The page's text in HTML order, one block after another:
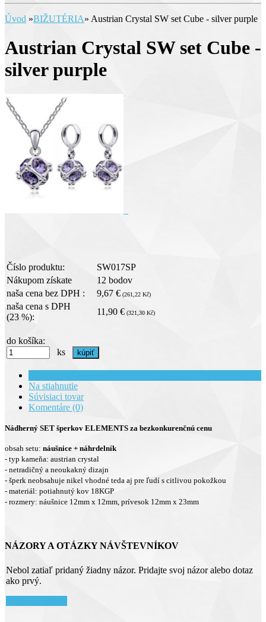
Úvod »BIŽUTÉRIA» Austrian Crystal SW set Cube - silver purple
Austrian Crystal SW set Cube -
silver purple
Číslo produktu:
SW017SP
Nákupom získate
12 bodov
naša cena bez DPH :
9,67 € (261,22 Kč)
naša cena s DPH
(23 %):
11,90 € (321,30 Kč)
do košíka:
ks
Na stiahnutie
Súvisiaci tovar
Komentáre (0)
Nádherný SET šperkov ELEMENTS za bezkonkurenčnú cenu
obsah setu: náušnice + náhrdelník
- typ kameňa: austrian crystal
- netradičný a neoukakný dizajn
- šperk neobsahuje nikel vhodné teda aj pre ľudí s citlivou pokožkou
- materiál: potiahnutý kov 18KGP
- rozmery: náušnice 12mm x 12mm, prívesok 12mm x 23mm
NÁZORY A OTÁZKY NÁVŠTEVNÍKOV
Nebol zatiaľ pridaný žiadny názor. Pridajte svoj názor alebo dotaz
ako prvý.